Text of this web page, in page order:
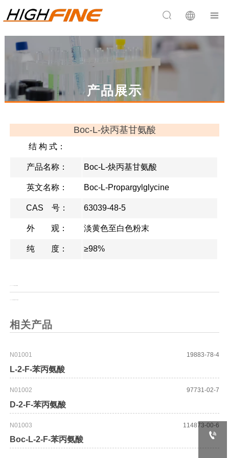
 
产品展示
Boc-L-炔丙基甘氨酸
结 构 式：
产品名称： Boc-L-炔丙基甘氨酸
英文名称： Boc-L-Propargylglycine
CAS 号： 63039-48-5
外 观： 淡黄色至白色粉末
纯 度： ≥98%
相关产品
N01001
L-2-F-苯丙氨酸
19883-78-4
N01002
D-2-F-苯丙氨酸
97731-02-7
N01003
Boc-L-2-F-苯丙氨酸
114873-00-6
